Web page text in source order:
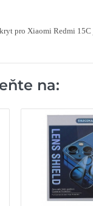
pro Xiaomi Redmi 15C
na: